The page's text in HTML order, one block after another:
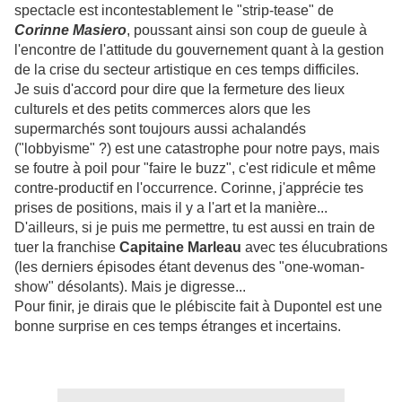
spectacle est incontestablement le "strip-tease" de
Corinne Masiero, poussant ainsi son coup de gueule à
l'encontre de l'attitude du gouvernement quant à la gestion
de la crise du secteur artistique en ces temps difficiles.
Je suis d'accord pour dire que la fermeture des lieux
culturels et des petits commerces alors que les
supermarchés sont toujours aussi achalandés
("lobbyisme" ?) est une catastrophe pour notre pays, mais
se foutre à poil pour "faire le buzz", c'est ridicule et même
contre-productif en l'occurrence. Corinne, j'apprécie tes
prises de positions, mais il y a l'art et la manière...
D'ailleurs, si je puis me permettre, tu est aussi en train de
tuer la franchise Capitaine Marleau avec tes élucubrations
(les derniers épisodes étant devenus des "one-woman-
show" désolants). Mais je digresse...
Pour finir, je dirais que le plébiscite fait à Dupontel est une
bonne surprise en ces temps étranges et incertains.